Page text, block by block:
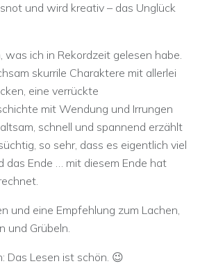
und wird kreativ – das Unglück
was ich in Rekordzeit gelesen habe.
skurrile Charaktere mit allerlei
eine verrückte
mit Wendung und Irrungen
schnell und spannend erzählt
so sehr, dass es eigentlich viel
das Ende … mit diesem Ende hat
und eine Empfehlung zum Lachen,
und Grübeln.
Das Lesen ist schön. 😉